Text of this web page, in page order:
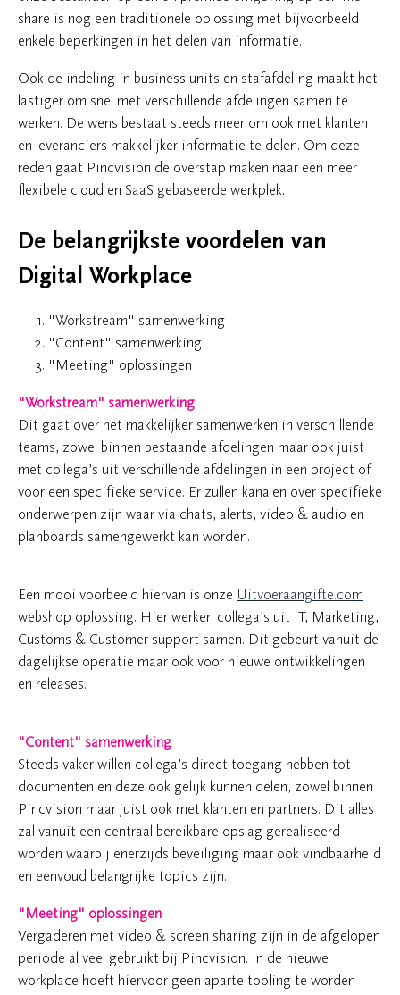
share is nog een traditionele oplossing met bijvoorbeeld
enkele beperkingen in het delen van informatie.
Ook de indeling in business units en stafafdeling maakt het
lastiger om snel met verschillende afdelingen samen te
werken. De wens bestaat steeds meer om ook met klanten
en leveranciers makkelijker informatie te delen. Om deze
reden gaat Pincvision de overstap maken naar een meer
flexibele cloud en SaaS gebaseerde werkplek.
De belangrijkste voordelen van
Digital Workplace
"Workstream" samenwerking
"Content" samenwerking
"Meeting" oplossingen
"Workstream" samenwerking
Dit gaat over het makkelijker samenwerken in verschillende
teams, zowel binnen bestaande afdelingen maar ook juist
met collega’s uit verschillende afdelingen in een project of
voor een specifieke service. Er zullen kanalen over specifieke
onderwerpen zijn waar via chats, alerts, video & audio en
planboards samengewerkt kan worden.
Een mooi voorbeeld hiervan is onze Uitvoeraangifte.com
webshop oplossing. Hier werken collega’s uit IT, Marketing,
Customs & Customer support samen. Dit gebeurt vanuit de
dagelijkse operatie maar ook voor nieuwe ontwikkelingen
en releases.
"Content" samenwerking
Steeds vaker willen collega’s direct toegang hebben tot
documenten en deze ook gelijk kunnen delen, zowel binnen
Pincvision maar juist ook met klanten en partners. Dit alles
zal vanuit een centraal bereikbare opslag gerealiseerd
worden waarbij enerzijds beveiliging maar ook vindbaarheid
en eenvoud belangrijke topics zijn.
"Meeting" oplossingen
Vergaderen met video & screen sharing zijn in de afgelopen
periode al veel gebruikt bij Pincvision. In de nieuwe
workplace hoeft hiervoor geen aparte tooling te worden